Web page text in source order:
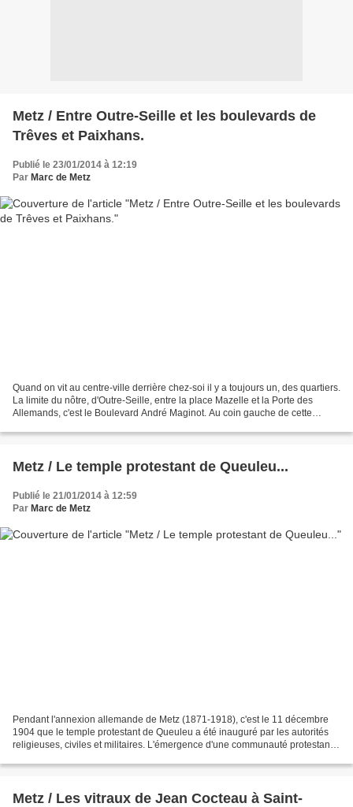
Metz / Entre Outre-Seille et les boulevards de
Trêves et Paixhans.
Publié le 23/01/2014 à 12:19
Par Marc de Metz
Quand on vit au centre-ville derrière chez-soi il y a toujours un, des quartiers.
La limite du nôtre, d'Outre-Seille, entre la place Mazelle et la Porte des
Allemands, c'est le Boulevard André Maginot. Au coin gauche de cette
Metz / Le temple protestant de Queuleu...
Publié le 21/01/2014 à 12:59
Par Marc de Metz
Pendant l'annexion allemande de Metz (1871-1918), c'est le 11 décembre
1904 que le temple protestant de Queuleu a été inauguré par les autorités
religieuses, civiles et militaires. L'émergence d'une communauté protestante
Metz / Les vitraux de Jean Cocteau à Saint-